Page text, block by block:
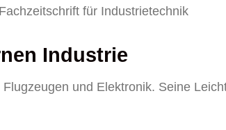
für Industrietechnik
Industrie
und Elektronik. Seine